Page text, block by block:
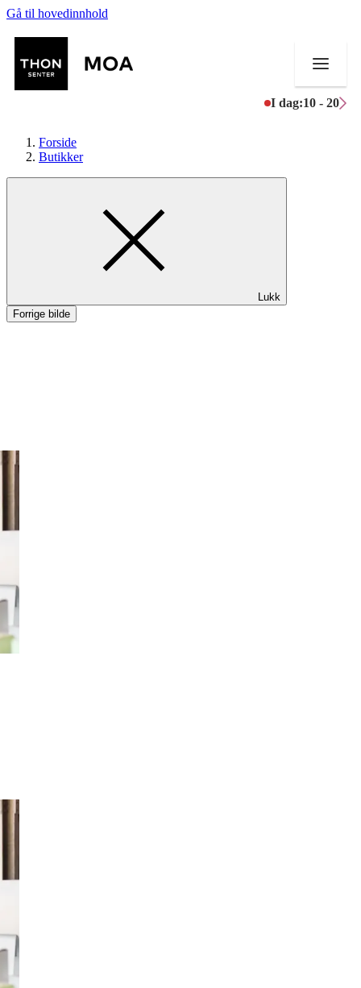
Gå til hovedinnhold
I dag:10 - 20
Mat og drikke
Aktiviteter
Forside
Butikker
Lukk
Forrige bilde